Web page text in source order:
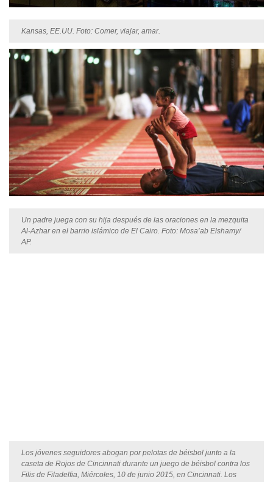
Kansas, EE.UU. Foto: Comer, viajar, amar.
Un padre juega con su hija después de las oraciones en la mezquita
Al-Azhar en el barrio islámico de El Cairo. Foto: Mosa’ab Elshamy/
AP.
Los jóvenes seguidores abogan por pelotas de béisbol junto a la
caseta de Rojos de Cincinnati durante un juego de béisbol contra los
Filis de Filadelfia, Miércoles, 10 de junio 2015, en Cincinnati. Los